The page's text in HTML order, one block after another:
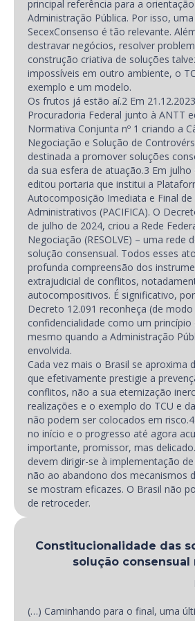
principal referência para a
Administração Pública. Por isso,
SecexConsenso é tão relevante.
destravar negócios, resolver
construção criativa de soluções
impossíveis em outro ambiente, o
exemplo e um modelo.
Os frutos já estão aí.2 Em
Procuradoria Federal junto à ANTT
Normativa Conjunta nº 1 criando a
Negociação e Solução de
destinada a promover soluções
da sua esfera de atuação.3 Em julho
editou portaria que institui a
Autocomposição Imediata e Final
Administrativos (PACIFICA). O
de julho de 2024, criou a Rede
Negociação (RESOLVE) – uma rede
solução consensual. Todos esses
profunda compreensão dos
extrajudicial de conflitos,
autocompositivos. É significativo,
Decreto 12.091 reconheça (de
confidencialidade como um princípio
mesmo quando a Administração
envolvida.
Cada vez mais o Brasil se aproxima
que efetivamente prestigie a
conflitos, não a sua eternização
realizações e o exemplo do TCU e
não podem ser colocados em
no início e o progresso até agora
importante, promissor, mas
devem dirigir-se à implementação
não ao abandono dos mecanismos
se mostram eficazes. O Brasil não
de retroceder.
Constitucionalidade das
solução consensual
(…) Caminhando para o final, uma